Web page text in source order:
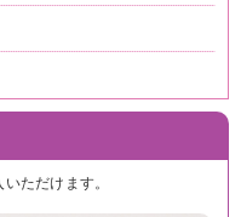
ただけます。